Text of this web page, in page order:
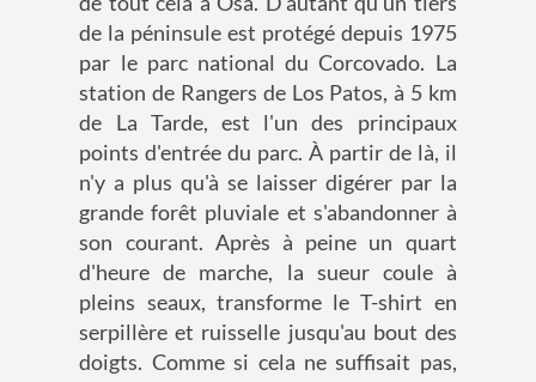
de la péninsule est protégé depuis 1975
par le parc national du Corcovado. La
station de Rangers de Los Patos, à 5 km
de La Tarde, est l'un des principaux
points d'entrée du parc. À partir de là, il
n'y a plus qu'à se laisser digérer par la
grande forêt pluviale et s'abandonner à
son courant. Après à peine un quart
d'heure de marche, la sueur coule à
pleins seaux, transforme le T-shirt en
serpillère et ruisselle jusqu'au bout des
doigts. Comme si cela ne suffisait pas,